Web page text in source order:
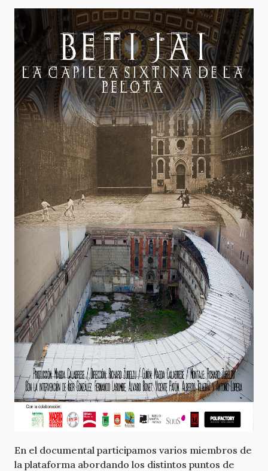
En el documental participamos varios miembros de
la plataforma abordando los distintos puntos de